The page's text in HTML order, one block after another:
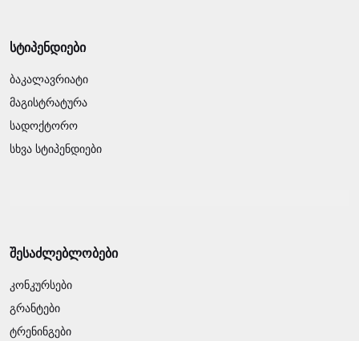
სტიპენდიები
ბაკალავრიატი
მაგისტრატურა
სადოქტორო
სხვა სტიპენდიები
შესაძლებლობები
კონკურსები
გრანტები
ტრენინგები